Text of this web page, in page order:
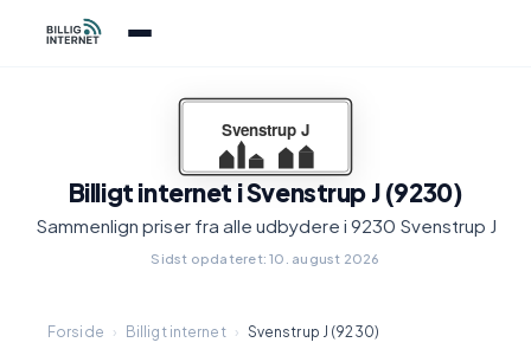
Billigt internet i Svenstrup J (9230)
Sammenlign priser fra alle udbydere i 9230 Svenstrup J
Sidst opdateret: 10. august 2026
Forside › Billigt internet › Svenstrup J (9230)